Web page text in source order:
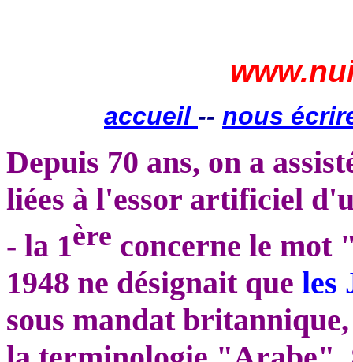
accueil -- nous
Depuis 70 ans, on a
liées à l'essor artificiel
- la 1ère concerne le mot
1948 ne désignait que les
sous mandat